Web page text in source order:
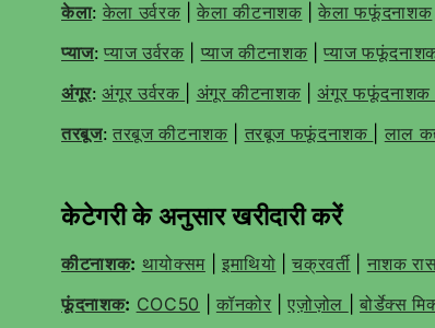
केला: केला उर्वरक |केला कीटनाशक |केला फफूंदनाशक
प्याज:प्याज उर्वरक प्याज कीटनाशक |प्याज
अंगूर:अंगूर उर्वरक अंगूर कीटनाशक |अंगूर फफूंदनाशक
तरबूज: तरबूज कीटनाशक तरबूज फफूंदनाशक लाल
केटेगरी के अनुसार खरीदारी करें
कीटनाशक: थायोक्सम| इमाथियो |चक्रवर्ती नाशक
फूंदनाशक: COC50 कॉनकोर |एज़ोज़ोल |बोर्डेक्स